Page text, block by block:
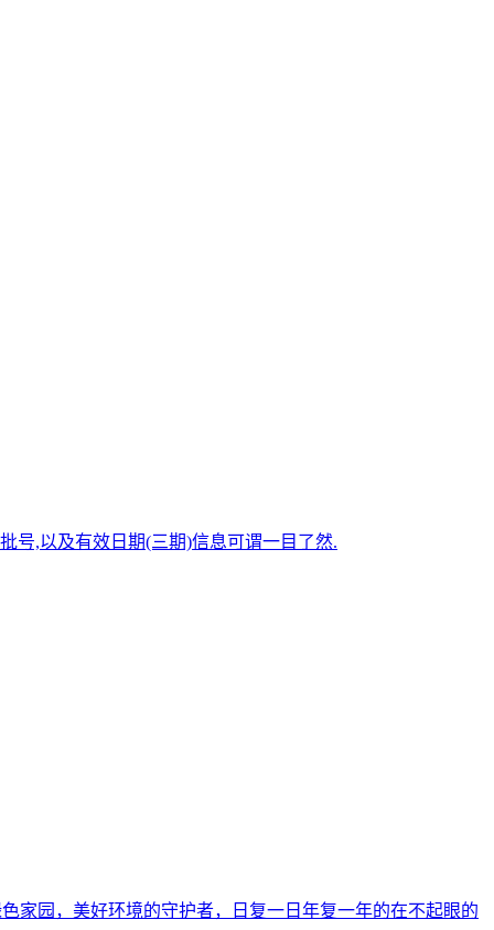
号,以及有效日期(三期)信息可谓一目了然.
家园，美好环境的守护者，日复一日年复一年的在不起眼的